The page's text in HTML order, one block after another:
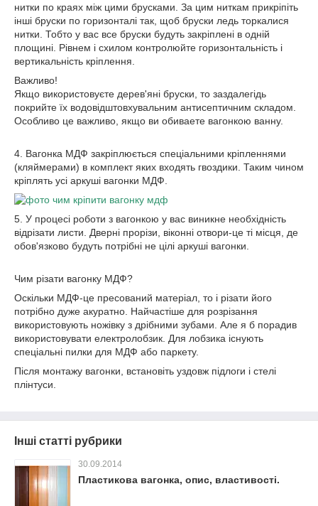
нитки по краях між цими брусками. За цим ниткам прикріпіть
інші бруски по горизонталі так, щоб бруски ледь торкалися
нитки. Тобто у вас все бруски будуть закріплені в одній
площині. Рівнем і схилом контролюйте горизонтальність і
вертикальність кріплення.
Важливо!
Якщо використовуєте дерев'яні бруски, то заздалегідь
покрийте їх водовідштовхувальним антисептичним складом.
Особливо це важливо, якщо ви обиваете вагонкою ванну.
4. Вагонка МДФ закріплюється спеціальними кріпленнями
(кляймерами) в комплект яких входять гвоздики. Таким чином
кріплять усі аркуші вагонки МДФ.
5. У процесі роботи з вагонкою у вас виникне необхідність
відрізати листи. Дверні прорізи, віконні отвори-це ті місця, де
обов'язково будуть потрібні не цілі аркуші вагонки.
Чим різати вагонку МДФ?
Оскільки МДФ-це пресований матеріал, то і різати його
потрібно дуже акуратно. Найчастіше для розрізання
використовують ножівку з дрібними зубами. Але я б порадив
використовувати електролобзик. Для лобзика існують
спеціальні пилки для МДФ або паркету.
Після монтажу вагонки, встановіть уздовж підлоги і стелі
плінтуси.
Інші статті рубрики
30.09.2014
Пластикова вагонка, опис, властивості.